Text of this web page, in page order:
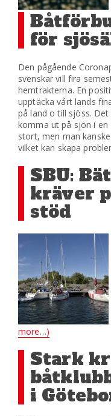
för
Den pågående
svenskar vill fira
hemtrakterna. En
upptäcka vårt lands
på land o till sjöss.
komma ut på sjön i
stort, men man
vilket kan skapa
SBU:
kräver
stöd
more…)
Stark
i